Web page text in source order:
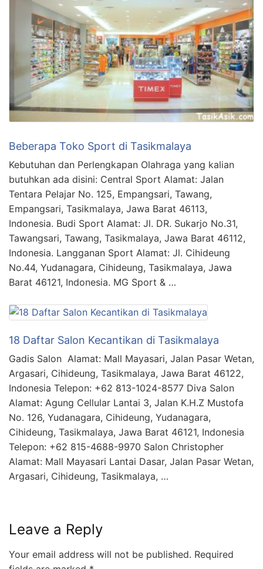
Beberapa Toko Sport di Tasikmalaya
Kebutuhan dan Perlengkapan Olahraga yang kalian
butuhkan ada disini: Central Sport Alamat: Jalan
Tentara Pelajar No. 125, Empangsari, Tawang,
Empangsari, Tasikmalaya, Jawa Barat 46113,
Indonesia. Budi Sport Alamat: Jl. DR. Sukarjo No.31,
Tawangsari, Tawang, Tasikmalaya, Jawa Barat 46112,
Indonesia. Langganan Sport Alamat: Jl. Cihideung
No.44, Yudanagara, Cihideung, Tasikmalaya, Jawa
Barat 46121, Indonesia. MG Sport & …
18 Daftar Salon Kecantikan di Tasikmalaya
Gadis Salon Alamat: Mall Mayasari, Jalan Pasar Wetan,
Argasari, Cihideung, Tasikmalaya, Jawa Barat 46122,
Indonesia Telepon: +62 813-1024-8577 Diva Salon
Alamat: Agung Cellular Lantai 3, Jalan K.H.Z Mustofa
No. 126, Yudanagara, Cihideung, Yudanagara,
Cihideung, Tasikmalaya, Jawa Barat 46121, Indonesia
Telepon: +62 815-4688-9970 Salon Christopher
Alamat: Mall Mayasari Lantai Dasar, Jalan Pasar Wetan,
Argasari, Cihideung, Tasikmalaya, …
Leave a Reply
Your email address will not be published. Required